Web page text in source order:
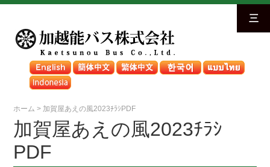
三
ホーム > 加賀屋あえの風2023ﾁﾗｼPDF
加賀屋あえの風2023ﾁﾗｼ
PDF